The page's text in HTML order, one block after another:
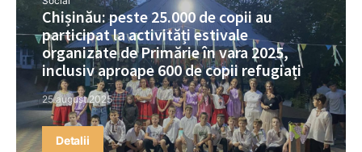
Chișinău: peste 25.000 de copii au
participat la activități estivale
organizate de Primărie în vara 2025,
inclusiv aproape 600 de copii refugiați
25 august 2025
Detalii